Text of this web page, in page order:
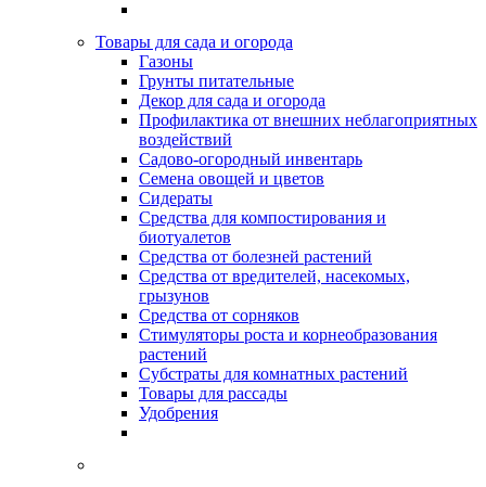
Товары для сада и огорода
Газоны
Грунты питательные
Декор для сада и огорода
Профилактика от внешних неблагоприятных
воздействий
Садово-огородный инвентарь
Семена овощей и цветов
Сидераты
Средства для компостирования и
биотуалетов
Средства от болезней растений
Средства от вредителей, насекомых,
грызунов
Средства от сорняков
Стимуляторы роста и корнеобразования
растений
Субстраты для комнатных растений
Товары для рассады
Удобрения